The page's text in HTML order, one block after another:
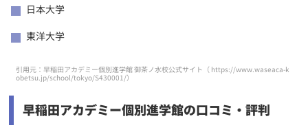
日本大学
東洋大学
引用元：早稲田アカデミー個別進学館 御茶ノ水校公式サイト（ https://www.waseaca-k
obetsu.jp/school/tokyo/S430001/）
早稲田アカデミー個別進学館の口コミ・評判